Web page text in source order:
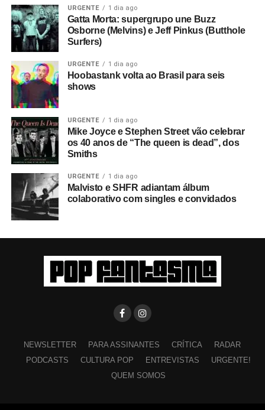
URGENTE 1 dia ago
Gatta Morta: supergrupo une Buzz
Osborne (Melvins) e Jeff Pinkus (Butthole
Surfers)
URGENTE 1 dia ago
Hoobastank volta ao Brasil para seis
shows
URGENTE 1 dia ago
Mike Joyce e Stephen Street vão celebrar
os 40 anos de “The queen is dead”, dos
Smiths
URGENTE 1 dia ago
Malvisto e SHFR adiantam álbum
colaborativo com singles e convidados
NEWSLETTER PARA ASSINANTES CRÍTICA
RADAR
PODCASTS
CULTURA POP ENTREVISTAS
URGENTE!
QUEM SOMOS